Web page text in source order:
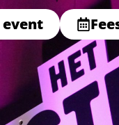
event